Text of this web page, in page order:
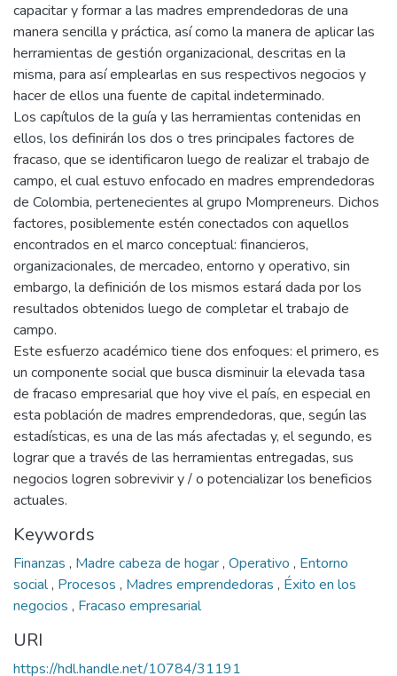
capacitar y formar a las madres emprendedoras de una
manera sencilla y práctica, así como la manera de aplicar las
herramientas de gestión organizacional, descritas en la
misma, para así emplearlas en sus respectivos negocios y
hacer de ellos una fuente de capital indeterminado.
Los capítulos de la guía y las herramientas contenidas en
ellos, los definirán los dos o tres principales factores de
fracaso, que se identificaron luego de realizar el trabajo de
campo, el cual estuvo enfocado en madres emprendedoras
de Colombia, pertenecientes al grupo Mompreneurs. Dichos
factores, posiblemente estén conectados con aquellos
encontrados en el marco conceptual: financieros,
organizacionales, de mercadeo, entorno y operativo, sin
embargo, la definición de los mismos estará dada por los
resultados obtenidos luego de completar el trabajo de
campo.
Este esfuerzo académico tiene dos enfoques: el primero, es
un componente social que busca disminuir la elevada tasa
de fracaso empresarial que hoy vive el país, en especial en
esta población de madres emprendedoras, que, según las
estadísticas, es una de las más afectadas y, el segundo, es
lograr que a través de las herramientas entregadas, sus
negocios logren sobrevivir y / o potencializar los beneficios
actuales.
Keywords
Finanzas , Madre cabeza de hogar, Operativo , Entorno
social, Procesos , Madres emprendedoras , Éxito en los
negocios , Fracaso empresarial
URI
https://hdl.handle.net/10784/31191